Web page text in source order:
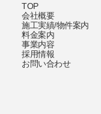
TOP
会社概要
施工実績/物件案内
料金案内
事業内容
採用情報
お問い合わせ